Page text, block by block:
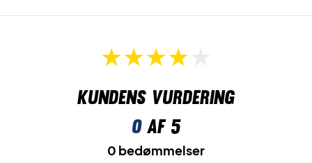
Kundens vurdering
0af 5
0 bedømmelser